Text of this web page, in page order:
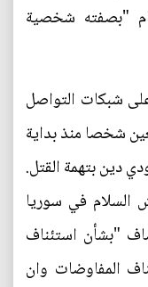
"بصفته شخصية
شبكات التواصل
شخصا منذ بداية
دين بتهمة القتل.
السلام في سوريا
"بشأن استئناف
المفاوضات وان